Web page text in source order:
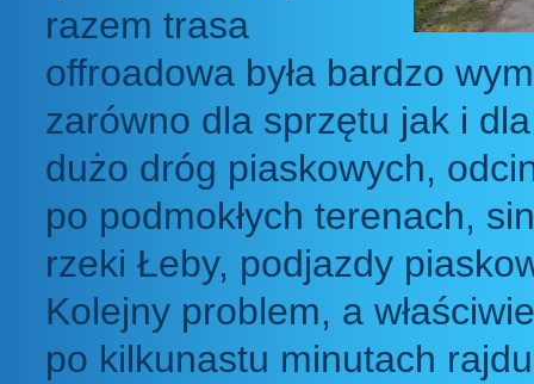
razem trasa
offroadowa była bardzo
zarówno dla sprzętu jak i
dużo dróg piaskowych,
po podmokłych terenach,
rzeki Łeby, podjazdy
Kolejny problem, a
po kilkunastu minutach